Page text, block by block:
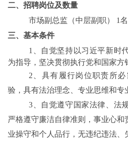
二、招聘岗位及数量
市场副总监（中层副职） 1名
三、基本条件
1、自觉坚持以习近平新时
为指导，坚决贯彻执行党和国家方
2、具有履行岗位职责所
验，具有法治理念、专业思维和专
3、自觉遵守国家法律、法
严格遵守廉洁自律准则，事业心和
业操守和个人品行，无违纪违法、